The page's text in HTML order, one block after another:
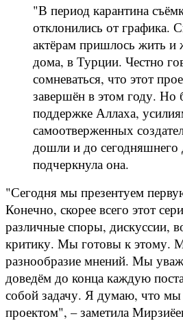
"В период карантина
отклонились от графика.
актёрам пришлось жить и
дома, в Турции. Честно
сомневаться, что этот
завершён в этом году. Но
поддержке Аллаха,
самоотверженных
дошли и до сегодняшнего
подчеркнула она.
"Сегодня мы презентуем
Конечно, скорее всего этот
различные споры, дискуссии,
критику. Мы готовы к этому.
разнообразие мнений. Мы
доведём до конца каждую
собой задачу. Я думаю, что мы
проектом", – заметила